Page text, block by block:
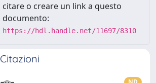
citare o creare un link a questo
documento:
https://hdl.handle.net/11697/8310
Citazioni